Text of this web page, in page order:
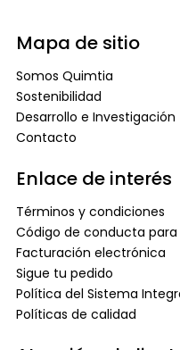
Mapa de sitio
Somos Quimtia
Sostenibilidad
Desarrollo e Investigación
Contacto
Enlace de interés
Términos y condiciones
Código de conducta
Facturación electrónica
Sigue tu pedido
Política del Sistema
Políticas de calidad